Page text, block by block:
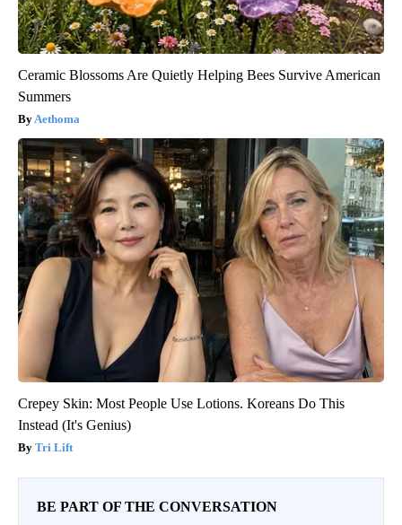
Ceramic Blossoms Are Quietly Helping Bees Survive American
Summers
Aethoma
Crepey Skin: Most People Use Lotions. Koreans Do This
Instead (It's Genius)
Tri Lift
BE PART OF THE CONVERSATION